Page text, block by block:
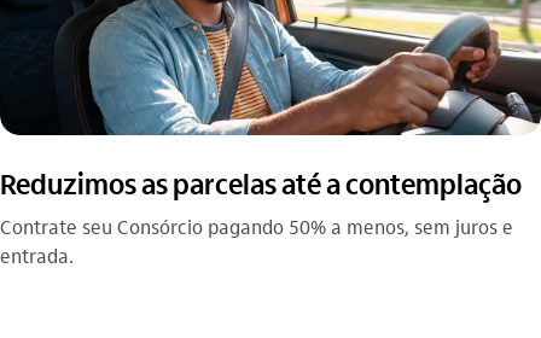
Reduzimos as parcelas até a contemplação
Contrate seu Consórcio pagando 50% a menos, sem juros e
entrada.